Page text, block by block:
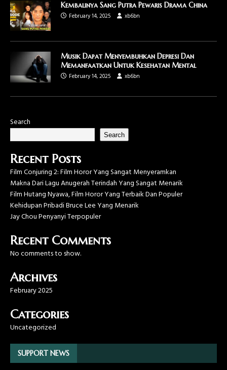
Kembalinya Sang Putra Pewaris Drama China
February 14, 2025
xb6bn
Musik Dapat Menyembuhkan Depresi Dan
Memanfaatkan Untuk Kesehatan Mental
February 14, 2025
xb6bn
Search
Search
Recent Posts
Film Conjuring 2: Film Horor Yang Sangat Menyeramkan
Makna Dari Lagu Anugerah Terindah Yang Sangat Menarik
Film Hutang Nyawa, Film Horor Yang Terbaik Dan Populer
Kehidupan Pribadi Bruce Lee Yang Menarik
Jay Chou Penyanyi Terpopuler
Recent Comments
No comments to show.
Archives
February 2025
Categories
Uncategorized
SUPPORT NEWS